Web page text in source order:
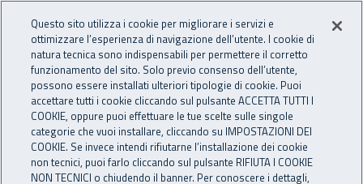
INAIL - Istituto Nazionale
Apri cerca
Navigazione principale
Navigazione - Ti trovi in:
Home Inail comunica Scadenze Scadenza
Questo sito utilizza i cookie per migliorare i servizi e
ottimizzare l’esperienza di navigazione dell’utente. I cookie di
natura tecnica sono indispensabili per permettere il corretto
funzionamento del sito. Solo previo consenso dell’utente,
possono essere installati ulteriori tipologie di cookie. Puoi
accettare tutti i cookie cliccando sul pulsante ACCETTA TUTTI I
COOKIE, oppure puoi effettuare le tue scelte sulle singole
categorie che vuoi installare, cliccando su IMPOSTAZIONI DEI
COOKIE. Se invece intendi rifiutarne l’installazione dei cookie
non tecnici, puoi farlo cliccando sul pulsante RIFIUTA I COOKIE
NON TECNICI o chiudendo il banner. Per conoscere i dettagli,